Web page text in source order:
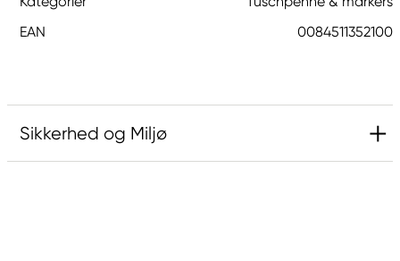
EAN
0084511352100
Sikkerhed og Miljø